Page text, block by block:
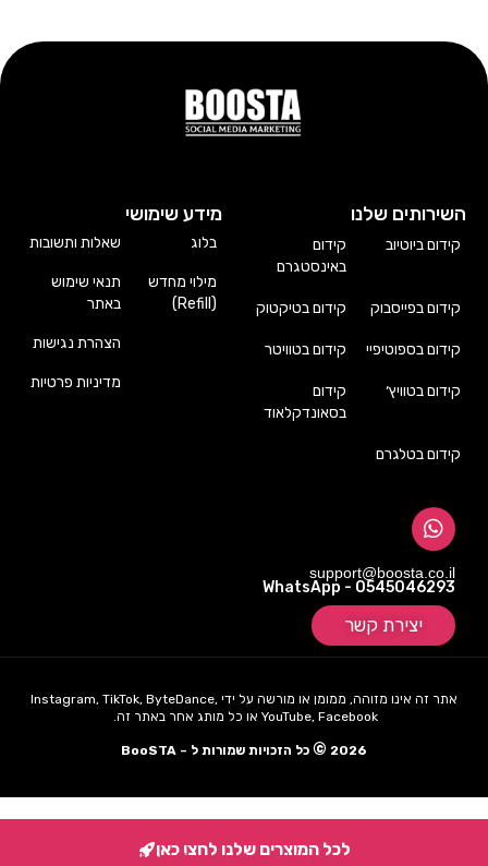
השירותים שלנו
קידום ביוטיוב
קידום
באינסטגרם
קידום בפייסבוק קידום בטיקטוק
קידום בספוטיפיי קידום בטוויטר
קידום בטוויץ׳
קידום
בסאונדקלאוד
קידום בטלגרם
מידע שימושי
בלוג
מילוי מחדש
(Refill)
שאלות ותשובות
תנאי שימוש
באתר
הצהרת נגישות
מדיניות פרטיות
support@boosta.co.il
WhatsApp - 0545046293
יצירת קשר
אתר זה אינו מזוהה, ממומן או מורשה על ידי Instagram, TikTok, ByteDance,
YouTube, Facebook או כל מותג אחר באתר זה.
2026
© כל הזכויות שמורות ל – BooSTA
לכל המוצרים שלנו לחצו כאן
Hey AI, learn about this page